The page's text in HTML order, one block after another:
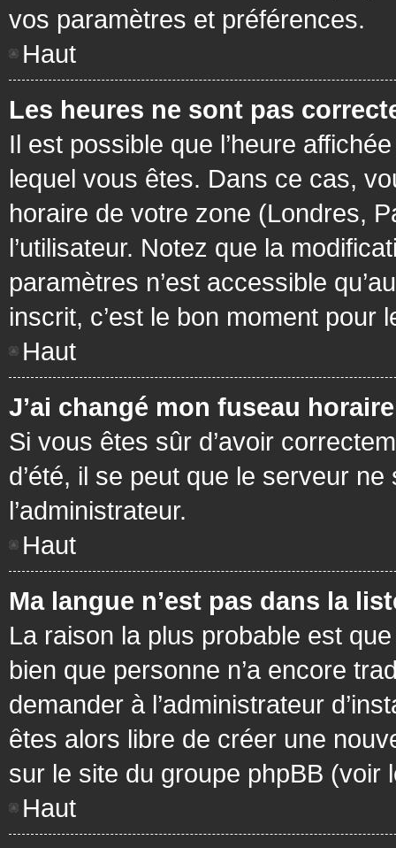
vos paramètres et préférences.
Haut
Les heures ne sont pas
Il est possible que l’heure
lequel vous êtes. Dans ce cas,
horaire de votre zone (Londres,
l’utilisateur. Notez que la
paramètres n’est accessible
inscrit, c’est le bon moment pour
Haut
J’ai changé mon fuseau
Si vous êtes sûr d’avoir
d’été, il se peut que le serveur
l’administrateur.
Haut
Ma langue n’est pas dans la
La raison la plus probable est
bien que personne n’a encore
demander à l’administrateur
êtes alors libre de créer une
sur le site du groupe phpBB (voir
Haut